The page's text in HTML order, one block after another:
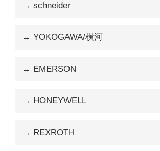
→ schneider
→ YOKOGAWA/横河
→ EMERSON
→ HONEYWELL
→ REXROTH